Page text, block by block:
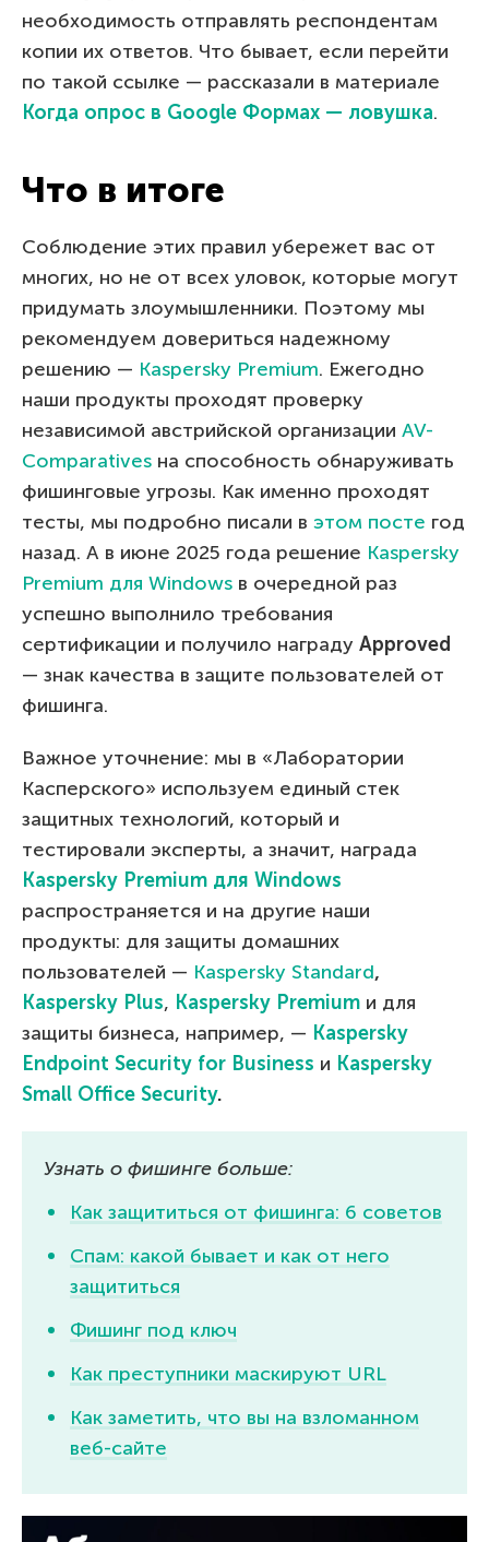
необходимость отправлять респондентам
копии их ответов. Что бывает, если перейти
по такой ссылке — рассказали в материале
Когда опрос в Google Формах — ловушка.
Что в итоге
Соблюдение этих правил убережет вас от
многих, но не от всех уловок, которые могут
придумать злоумышленники. Поэтому мы
рекомендуем довериться надежному
решению — Kaspersky Premium. Ежегодно
наши продукты проходят проверку
независимой австрийской организации AV-
Comparatives на способность обнаруживать
фишинговые угрозы. Как именно проходят
тесты, мы подробно писали в этом посте год
назад. А в июне 2025 года решение Kaspersky
Premium для Windows в очередной раз
успешно выполнило требования
сертификации и получило награду Approved
— знак качества в защите пользователей от
фишинга.
Важное уточнение: мы в «Лаборатории
Касперского» используем единый стек
защитных технологий, который и
тестировали эксперты, а значит, награда
Kaspersky Premium для Windows
распространяется и на другие наши
продукты: для защиты домашних
пользователей — Kaspersky Standard,
Kaspersky Plus, Kaspersky Premium и для
защиты бизнеса, например, — Kaspersky
Endpoint Security for Business и Kaspersky
Small Office Security.
Узнать о фишинге больше:
Как защититься от фишинга: 6 советов
Спам: какой бывает и как от него
защититься
Фишинг под ключ
Как преступники маскируют URL
Как заметить, что вы на взломанном
веб-сайте